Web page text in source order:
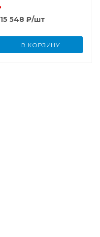
15 548 ₽/шт
В КОРЗИНУ